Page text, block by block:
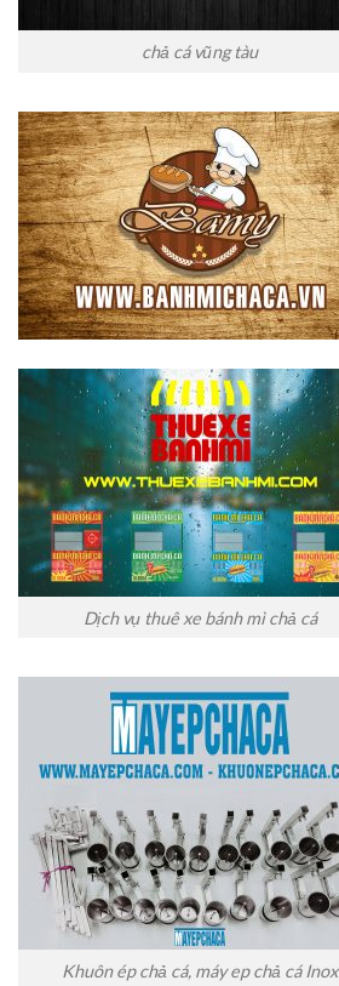
chả cá vũng tàu
Dịch vụ thuê xe bánh mì chả cá
Khuôn ép chả cá, máy ep chả cá Inox